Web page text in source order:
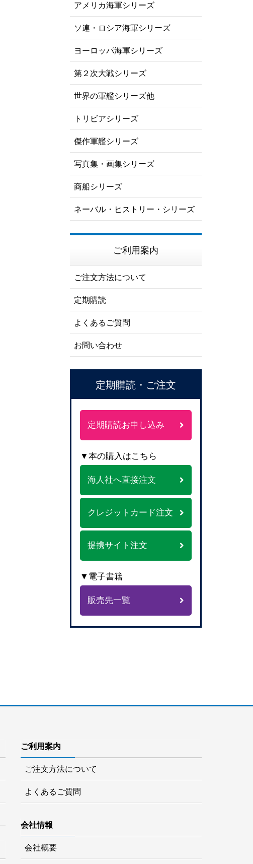
アメリカ海軍シリーズ
ソ連・ロシア海軍シリーズ
ヨーロッパ海軍シリーズ
第２次大戦シリーズ
世界の軍艦シリーズ他
トリビアシリーズ
傑作軍艦シリーズ
写真集・画集シリーズ
商船シリーズ
ネーバル・ヒストリー・シリーズ
ご利用案内
ご注文方法について
定期購読
よくあるご質問
お問い合わせ
定期購読・ご注文
定期購読お申し込み
▼本の購入はこちら
海人社へ直接注文
クレジットカード注文
提携サイト注文
▼電子書籍
販売先一覧
ご利用案内
ご注文方法について
よくあるご質問
会社情報
会社概要